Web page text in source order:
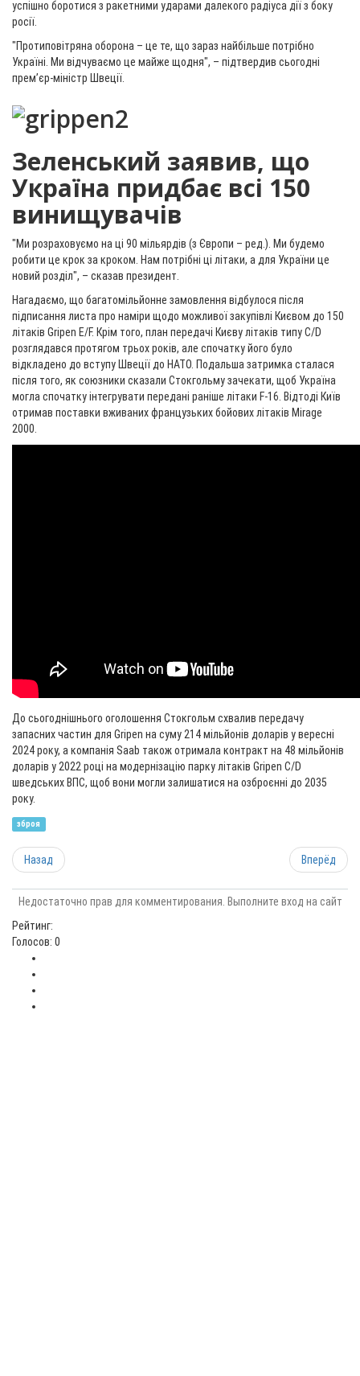
успішно боротися з ракетними ударами далекого радіуса дії з боку
росії.
"Протиповітряна оборона – це те, що зараз найбільше потрібно
Україні. Ми відчуваємо це майже щодня", – підтвердив сьогодні
прем’єр-міністр Швеції.
Зеленський заявив, що
Україна придбає всі 150
винищувачів
"Ми розраховуємо на ці 90 мільярдів (з Європи – ред.). Ми будемо
робити це крок за кроком. Нам потрібні ці літаки, а для України це
новий розділ", – сказав президент.
Нагадаємо, що багатомільйонне замовлення відбулося після
підписання листа про наміри щодо можливої закупівлі Києвом до 150
літаків Gripen E/F. Крім того, план передачі Києву літаків типу C/D
розглядався протягом трьох років, але спочатку його було
відкладено до вступу Швеції до НАТО. Подальша затримка сталася
після того, як союзники сказали Стокгольму зачекати, щоб Україна
могла спочатку інтегрувати передані раніше літаки F-16. Відтоді Київ
отримав поставки вживаних французьких бойових літаків Mirage
2000.
До сьогоднішнього оголошення Стокгольм схвалив передачу
запасних частин для Gripen на суму 214 мільйонів доларів у вересні
2024 року, а компанія Saab також отримала контракт на 48 мільйонів
доларів у 2022 році на модернізацію парку літаків Gripen C/D
шведських ВПС, щоб вони могли залишатися на озброєнні до 2035
року.
зброя
Назад Вперёд
Недостаточно прав для комментирования. Выполните вход на сайт
Рейтинг:
Голосов: 0